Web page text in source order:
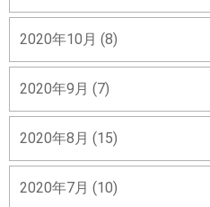
2020年10月 (8)
2020年9月 (7)
2020年8月 (15)
2020年7月 (10)